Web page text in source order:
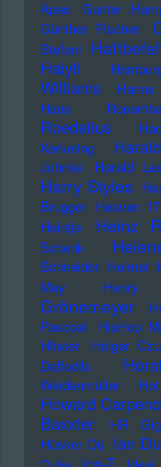
Apes
Gunter
Günther Fischer
Stefani
Haiyti
Williams
Hans
Roedelius
Kerkeling
Juhnke
Harald
Harry Styles
Brugger Heaven 17
Heintje
Heinz
Schenk
Schneider Helmet
May
Henry
Grönemeyer
Pascoal
HipHop
Hitster
Holger
Daffodils
Weidenmüller
Howard
Baxxter
HR
Hüsker Dü Ian